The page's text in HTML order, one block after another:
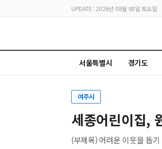
UPDATE : 2026년 08월 08일 토요일
서울특별시 경기도
여주시
세종어린이집,
(부제목) 어려운 이웃을 돕